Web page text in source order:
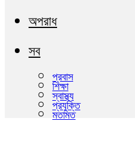
অপরাধ
সব
প্রবাস
শিক্ষা
স্বাস্থ্য
প্রযুক্তি
মতামত